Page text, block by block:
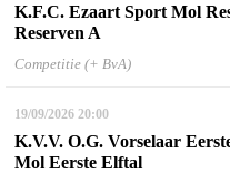
K.F.C. Ezaart Sport Mol
Reserven A
Competitie (+ BvA)
19/09/2026 20:00
K.V.V. O.G. Vorselaar
Mol Eerste Elftal